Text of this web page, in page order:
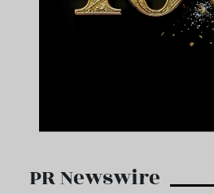
PR Newswire